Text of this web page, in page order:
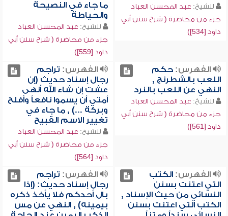
للشيخ: عبد المحسن العباد
جزء من محاضرة ( شرح سنن أبي
داود [534])
ما جاء في النصيحة
والحياطة
للشيخ: عبد المحسن العباد
جزء من محاضرة ( شرح سنن أبي
داود [559])
الفهرس:حكم
اللعب بالشطرنج ,
النهي عن اللعب بالنرد
للشيخ: عبد المحسن العباد
جزء من محاضرة ( شرح سنن أبي
داود [561])
الفهرس: تراجم
رجال إسناد حديث (إن
عشت إن شاء الله أنهى
أمتي أن يسموا نافعاً وأفلح
وبركة ...) , ما جاء في
تغيير الاسم القبيح
للشيخ: عبد المحسن العباد
جزء من محاضرة ( شرح سنن أبي
داود [564])
الفهرس:الكتب
التي اعتنت بسنن
النسائي من حيث الإسناد ,
الكتب التي اعتنت بسنن
الفهرس: تراجم
رجال إسناد حديث: (إذا
بال أحدكم فلا يأخذ ذكره
بيمينه) , النهي عن مس